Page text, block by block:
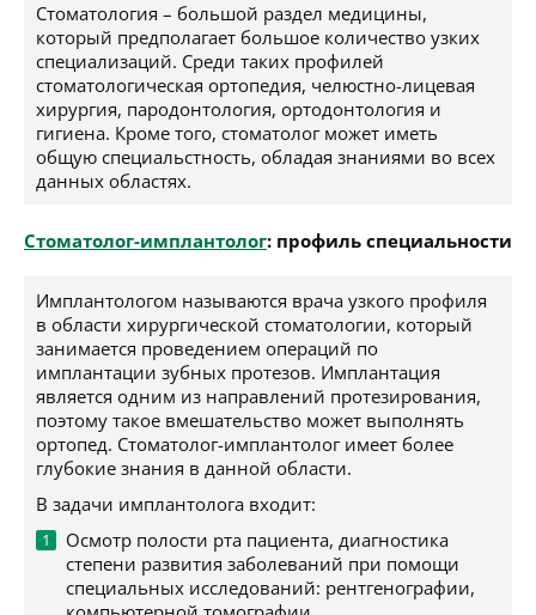
Стоматология – большой раздел медицины,
который предполагает большое количество узких
специализаций. Среди таких профилей
стоматологическая ортопедия, челюстно-лицевая
хирургия, пародонтология, ортодонтология и
гигиена. Кроме того, стоматолог может иметь
общую специальстность, обладая знаниями во всех
данных областях.
Стоматолог-имплантолог: профиль специальности
Имплантологом называются врача узкого профиля
в области хирургической стоматологии, который
занимается проведением операций по
имплантации зубных протезов. Имплантация
является одним из направлений протезирования,
поэтому такое вмешательство может выполнять
ортопед. Стоматолог-имплантолог имеет более
глубокие знания в данной области.
В задачи имплантолога входит:
Осмотр полости рта пациента, диагностика
степени развития заболеваний при помощи
специальных исследований: рентгенографии,